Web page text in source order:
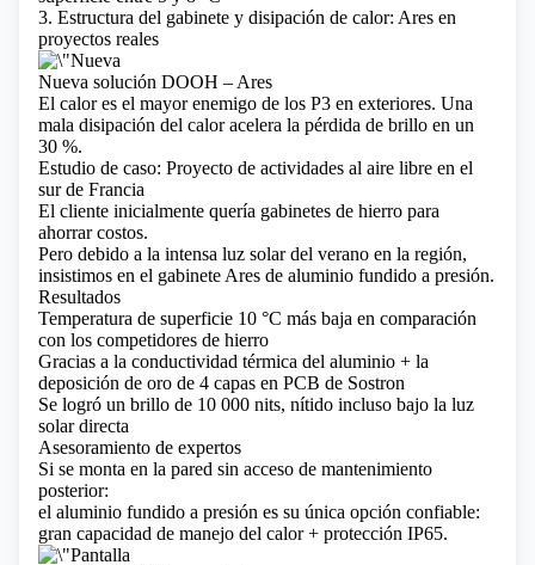
3. Estructura del gabinete y disipación de calor: Ares en
proyectos reales
Nueva solución DOOH – Ares
El calor es el mayor enemigo de los P3 en exteriores. Una
mala disipación del calor acelera la pérdida de brillo en un
30 %.
Estudio de caso: Proyecto de actividades al aire libre en el
sur de Francia
El cliente inicialmente quería gabinetes de hierro para
ahorrar costos.
Pero debido a la intensa luz solar del verano en la región,
insistimos en el gabinete Ares de aluminio fundido a presión.
Resultados
Temperatura de superficie 10 °C más baja en comparación
con los competidores de hierro
Gracias a la conductividad térmica del aluminio + la
deposición de oro de 4 capas en PCB de Sostron
Se logró un brillo de 10 000 nits, nítido incluso bajo la luz
solar directa
Asesoramiento de expertos
Si se monta en la pared sin acceso de mantenimiento
posterior:
el aluminio fundido a presión es su única opción confiable:
gran capacidad de manejo del calor + protección IP65.